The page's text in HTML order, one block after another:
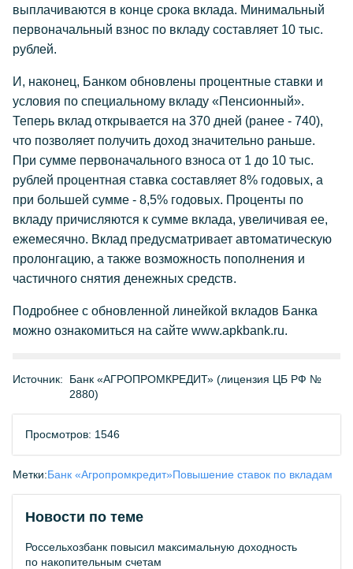
выплачиваются в конце срока вклада. Минимальный
первоначальный взнос по вкладу составляет 10 тыс.
рублей.
И, наконец, Банком обновлены процентные ставки и
условия по специальному вкладу «Пенсионный».
Теперь вклад открывается на 370 дней (ранее - 740),
что позволяет получить доход значительно раньше.
При сумме первоначального взноса от 1 до 10 тыс.
рублей процентная ставка составляет 8% годовых, а
при большей сумме - 8,5% годовых. Проценты по
вкладу причисляются к сумме вклада, увеличивая ее,
ежемесячно. Вклад предусматривает автоматическую
пролонгацию, а также возможность пополнения и
частичного снятия денежных средств.
Подробнее с обновленной линейкой вкладов Банка
можно ознакомиться на сайте www.apkbank.ru.
Источник:
Банк «АГРОПРОМКРЕДИТ» (лицензия ЦБ РФ №
2880)
Просмотров: 1546
Метки:Банк «Агропромкредит»Повышение ставок по вкладам
Новости по теме
Россельхозбанк повысил максимальную доходность
по накопительным счетам